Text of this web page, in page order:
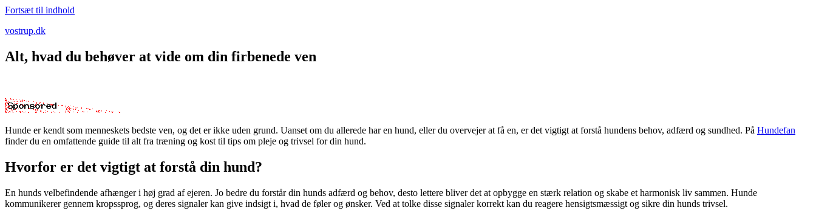
Fortsæt til indhold
vostrup.dk
Alt, hvad du behøver at vide om din firbenede ven
Hunde er kendt som menneskets bedste ven, og det er ikke uden grund. Uanset om du allerede har en hund, eller du overvejer at få en, er det vigtigt at forstå hundens behov, adfærd og sundhed. På Hundefan
finder du en omfattende guide til alt fra træning og kost til tips om pleje og trivsel for din hund.
Hvorfor er det vigtigt at forstå din hund?
En hunds velbefindende afhænger i høj grad af ejeren. Jo bedre du forstår din hunds adfærd og behov, desto lettere bliver det at opbygge en stærk relation og skabe et harmonisk liv sammen. Hunde
kommunikerer gennem kropssprog, og deres signaler kan give indsigt i, hvad de føler og ønsker. Ved at tolke disse signaler korrekt kan du reagere hensigtsmæssigt og sikre din hunds trivsel.